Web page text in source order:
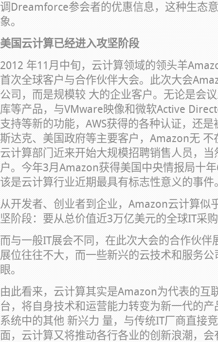
调Dreamforce参会者的优惠信息，这种生态
象。
美国云计算已经进入攻坚阶段
2012 年11月中旬，云计算领域的领头羊
首次全球客户与合作伙伴大会。此次大会
公司，而是规模较 大的企业客户。无论是会
库等产品，与VMware映像和微软Active
支持等新的功能，AWS获得的各种认证，还是
斯达克、美国政府等主要客户，Amazon无
云计算部门近来开始大规模招聘销售人员，
户。今年3月Amazon获得美国中央情报局十
该是云计算行业近期最具有标志性意义的事件
从开发者、创业者到企业，Amazon云计算似
坚阶段：要从总价值近3万亿美元的全球IT采
而与一般IT展会不同，在此次大会的合作伙伴
展位往往不大，而一些新兴的云技术和服务
眼。
由此看来，云计算其实是Amazon为代表的互
台，将自身技术和运营能力转变为新一代的
系统中的其他 新兴力 量，与传统IT厂商直接
面，云计算又将推动各行各业的创新浪潮，